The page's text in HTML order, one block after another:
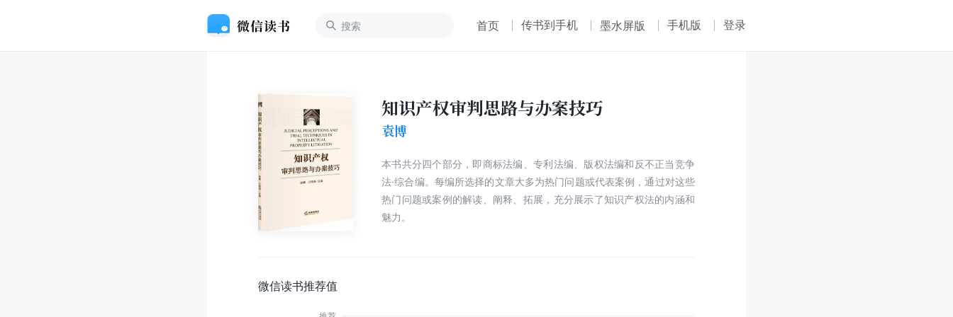
首页 传书到手机 墨水屏版 手机版 登录
知识产权审判思路与办案技巧
袁博
本书共分四个部分，即商标法编、专利法编、版权法编和反不正当竞争
法·综合编。每编所选择的文章大多为热门问题或代表案例，通过对这些
热门问题或案例的解读、阐释、拓展，充分展示了知识产权法的内涵和
魅力。
微信读书推荐值